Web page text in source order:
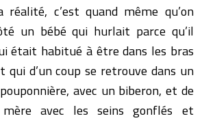
réalité, c’est quand même qu’on
un bébé qui hurlait parce qu’il
était habitué à être dans les bras
qui d’un coup se retrouve dans un
avec un biberon, et de
avec les seins gonflés et